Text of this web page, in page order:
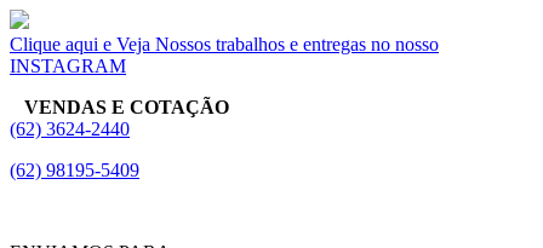
Clique aqui e Veja Nossos trabalhos e entregas no nosso
INSTAGRAM
VENDAS E COTAÇÃO
(62) 3624-2440
(62) 98195-5409